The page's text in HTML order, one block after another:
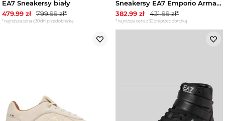
EA7 Sneakersy biały
479.99 zł 799.99zł*
*najniższa cena z 30 dni przed obniżką
Sneakersy EA7 Emporio Armani X8X236 XK424 MZ199 Czarny
382.99 zł 431.99zł*
*najniższa cena z 30 dni przed obniżką